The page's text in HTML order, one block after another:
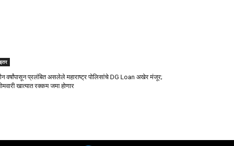
इतर
वर्षांपासून प्रलंबित असलेले महाराष्ट्र पोलिसांचे DG Loan अखेर मंजूर;
खात्यात रक्कम जमा होणार